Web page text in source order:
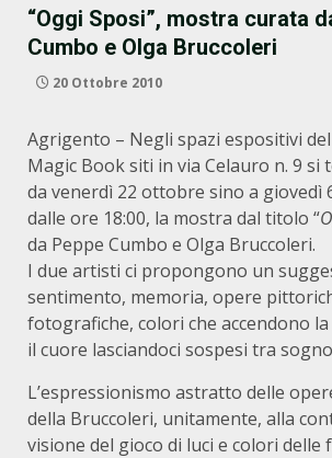
“Oggi Sposi”, mostra curata
Cumbo e Olga Bruccoleri
20 Ottobre 2010
Agrigento – Negli spazi espositivi
Magic Book siti in via Celauro n. 9 si
da venerdì 22 ottobre sino a giovedì
dalle ore 18:00, la mostra dal titolo “
da Peppe Cumbo e Olga Bruccoleri.
I due artisti ci propongono un
sentimento, memoria, opere
fotografiche, colori che accendono
il cuore lasciandoci sospesi tra
L’espressionismo astratto delle
della Bruccoleri, unitamente, alla
visione del gioco di luci e colori delle